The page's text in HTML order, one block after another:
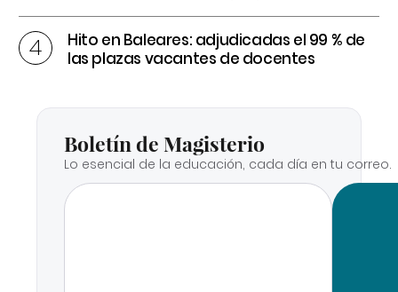
Hito en Baleares: adjudicadas el 99 % de
las plazas vacantes de docentes
Boletín de Magisterio
Lo esencial de la educación, cada día en tu correo.